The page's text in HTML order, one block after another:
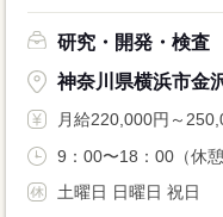
研究・開発・検査
神奈川県横浜市金
月給220,000円～
9：00〜18：00（休
土曜日 日曜日 祝日